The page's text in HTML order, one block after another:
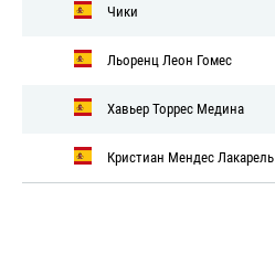
Чики
Льоренц Леон Гомес
Хавьер Торрес Медина
Кристиан Мендес Лакарель